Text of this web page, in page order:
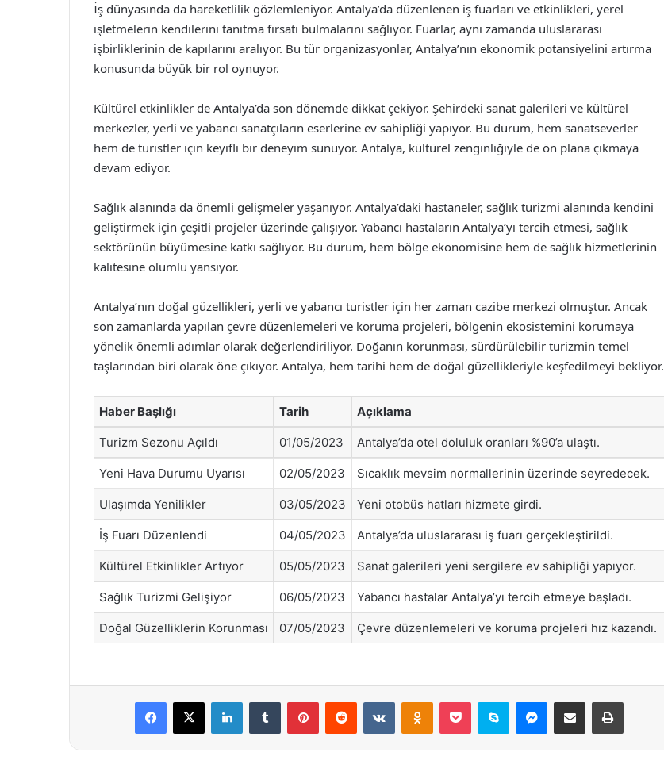
İş dünyasında da hareketlilik gözlemleniyor. Antalya’da düzenlenen iş fuarları ve etkinlikleri, yerel
işletmelerin kendilerini tanıtma fırsatı bulmalarını sağlıyor. Fuarlar, aynı zamanda uluslararası
işbirliklerinin de kapılarını aralıyor. Bu tür organizasyonlar, Antalya’nın ekonomik potansiyelini artırma
konusunda büyük bir rol oynuyor.
Kültürel etkinlikler de Antalya’da son dönemde dikkat çekiyor. Şehirdeki sanat galerileri ve kültürel
merkezler, yerli ve yabancı sanatçıların eserlerine ev sahipliği yapıyor. Bu durum, hem sanatseverler
hem de turistler için keyifli bir deneyim sunuyor. Antalya, kültürel zenginliğiyle de ön plana çıkmaya
devam ediyor.
Sağlık alanında da önemli gelişmeler yaşanıyor. Antalya’daki hastaneler, sağlık turizmi alanında kendini
geliştirmek için çeşitli projeler üzerinde çalışıyor. Yabancı hastaların Antalya’yı tercih etmesi, sağlık
sektörünün büyümesine katkı sağlıyor. Bu durum, hem bölge ekonomisine hem de sağlık hizmetlerinin
kalitesine olumlu yansıyor.
Antalya’nın doğal güzellikleri, yerli ve yabancı turistler için her zaman cazibe merkezi olmuştur. Ancak
son zamanlarda yapılan çevre düzenlemeleri ve koruma projeleri, bölgenin ekosistemini korumaya
yönelik önemli adımlar olarak değerlendiriliyor. Doğanın korunması, sürdürülebilir turizmin temel
taşlarından biri olarak öne çıkıyor. Antalya, hem tarihi hem de doğal güzellikleriyle keşfedilmeyi bekliyor.
Haber Başlığı Tarih Açıklama
Turizm Sezonu Açıldı 01/05/2023 Antalya’da otel doluluk oranları %90’a ulaştı.
Yeni Hava Durumu Uyarısı 02/05/2023 Sıcaklık mevsim normallerinin üzerinde seyredecek.
Ulaşımda Yenilikler 03/05/2023 Yeni otobüs hatları hizmete girdi.
İş Fuarı Düzenlendi 04/05/2023 Antalya’da uluslararası iş fuarı gerçekleştirildi.
Kültürel Etkinlikler Artıyor 05/05/2023 Sanat galerileri yeni sergilere ev sahipliği yapıyor.
Sağlık Turizmi Gelişiyor 06/05/2023 Yabancı hastalar Antalya’yı tercih etmeye başladı.
Doğal Güzelliklerin Korunması 07/05/2023 Çevre düzenlemeleri ve koruma projeleri hız kazandı.
Facebook
X LinkedInTumblr PinterestReddit VKontakteOdnoklassniki
Pocket Skype Messenger
E-Posta ile paylaş Yazdır